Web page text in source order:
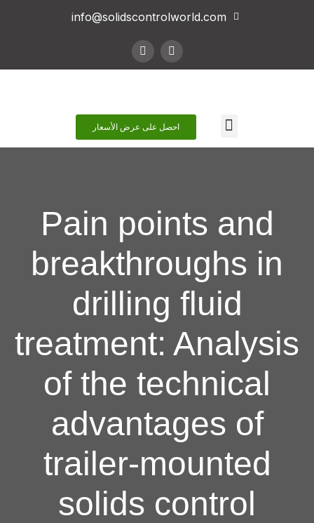
info@solidscontrolworld.com
احصل على عرض الأسعار
Pain points and
breakthroughs in
drilling fluid
treatment: Analysis
of the technical
advantages of
trailer-mounted
solids control